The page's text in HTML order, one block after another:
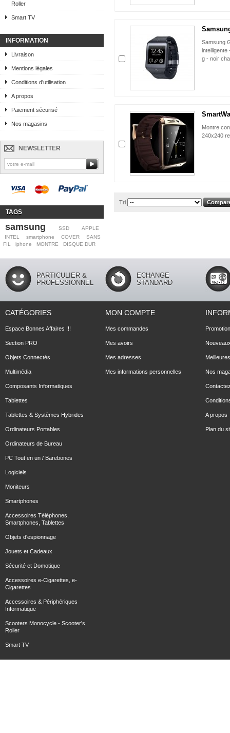
Roller
Smart TV
INFORMATION
Livraison
Mentions légales
Conditions d'utilisation
A propos
Paiement sécurisé
Nos magasins
NEWSLETTER
TAGS
samsung SSD
APPLE
INTEL
smartphone COVER
SANS
FIL
iphone MONTRE DISQUE DUR
Samsung
intelligente
g - noir
Montre
240x240
Tri
PARTICULIER &
PROFESSIONNEL
ECHANGE
STANDARD
CATÉGORIES
Espace Bonnes Affaires !!!
Section PRO
Objets Connectés
Multimédia
Composants Informatiques
Tablettes
Tablettes & Systèmes Hybrides
Ordinateurs Portables
Ordinateurs de Bureau
PC Tout en un / Barebones
Logiciels
Moniteurs
Smartphones
Accessoires Téléphones,
Smartphones, Tablettes
Objets d'espionnage
Jouets et Cadeaux
Sécurité et Domotique
Accessoires e-Cigarettes, e-
Cigarettes
Accessoires & Périphériques
Informatique
Scooters Monocycle - Scooter's
Roller
Smart TV
MON COMPTE
Mes commandes
Mes avoirs
Mes adresses
Mes informations personnelles Nos
A propos
Plan du